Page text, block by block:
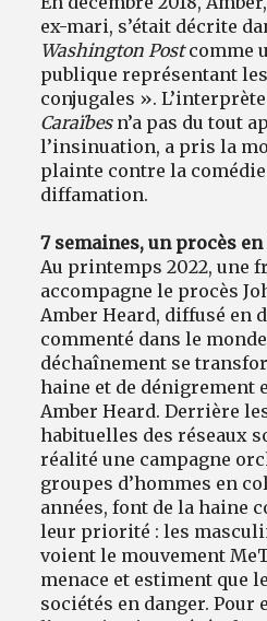
ex-mari, s’était décrite
Washington Postcomme
publique représentant
conjugales ».
Caraïbesn’a pas du tout
l’insinuation, a pris la
plainte contre la
diffamation.
7 semaines, un procès
Au printemps 2022, une
accompagne le procès
Amber Heard, diffusé en
commenté dans le
déchaînement se
haine et de dénigrement
Amber Heard. Derrière
habituelles des réseaux
réalité une campagne
groupes d’hommes en
années, font de la haine
leur priorité : les
voient le mouvement
menace et estiment que
sociétés en danger. Pour